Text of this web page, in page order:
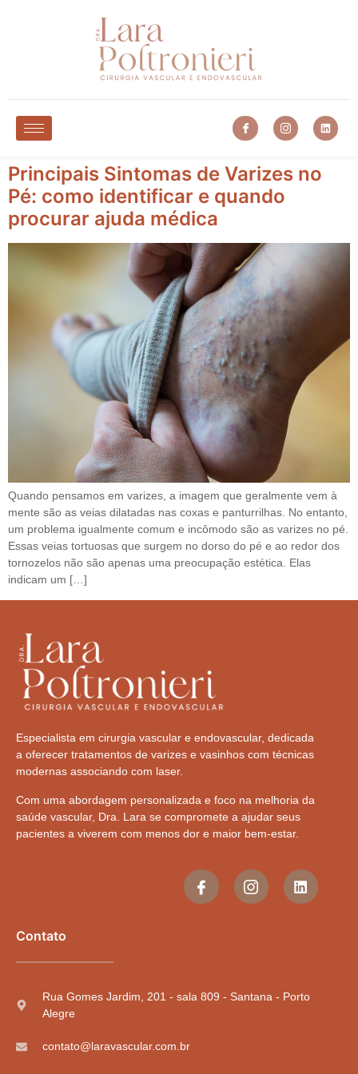
Principais Sintomas de Varizes no
Pé: como identificar e quando
procurar ajuda médica
Quando pensamos em varizes, a imagem que geralmente vem à
mente são as veias dilatadas nas coxas e panturrilhas. No entanto,
um problema igualmente comum e incômodo são as varizes no pé.
Essas veias tortuosas que surgem no dorso do pé e ao redor dos
tornozelos não são apenas uma preocupação estética. Elas
indicam um […]
Especialista em cirurgia vascular e endovascular, dedicada
a oferecer tratamentos de varizes e vasinhos com técnicas
modernas associando com laser.
Com uma abordagem personalizada e foco na melhoria da
saúde vascular, Dra. Lara se compromete a ajudar seus
pacientes a viverem com menos dor e maior bem-estar.
Contato
Rua Gomes Jardim, 201 - sala 809 - Santana - Porto
Alegre
contato@laravascular.com.br